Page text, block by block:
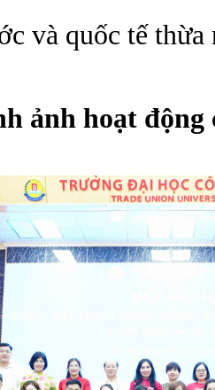
và quốc tế thừa
ảnh hoạt